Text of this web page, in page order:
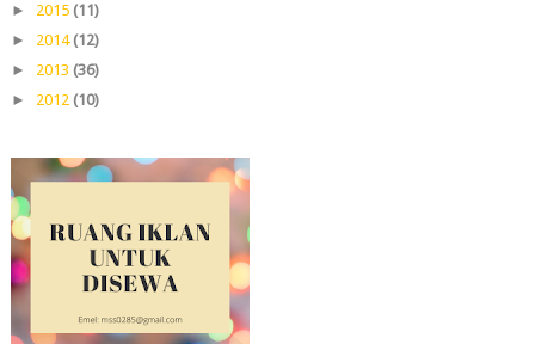
► 2015 (11)
► 2014 (12)
► 2013 (36)
► 2012 (10)